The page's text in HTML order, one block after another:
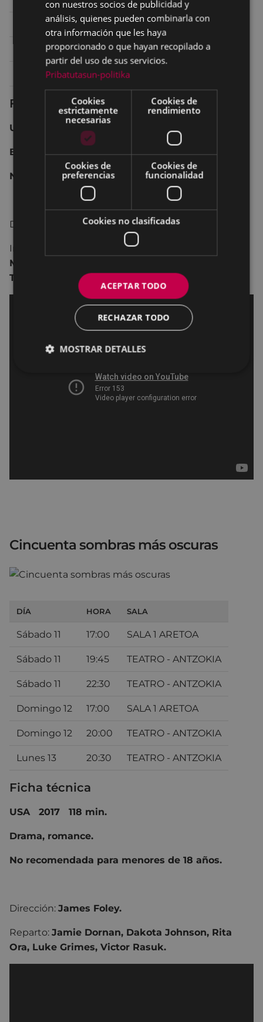
Domingo 12 17:00 SALA 2 ARETOA
Domingo 12 20:00 SALA 2 ARETOA
Lunes 13 20:30 SALA 2 ARETOA
Ficha técnica
USA 2016
Biopic, drama.
No recomendada para menores de 7 años.
Dirección y guión:Jeff Nichols.
Interpretación:
Joel Edgerton, Ruth Negga,
Michael Shannon, Marton Csokas, Nick Kroll,
Terri Abney, Alano Miller.
Cincuenta sombras más oscuras
DÍA HORA SALA
Sábado 11 17:00 SALA 1 ARETOA
Sábado 11 19:45 TEATRO - ANTZOKIA
Sábado 11 22:30 TEATRO - ANTZOKIA
Domingo 12 17:00 SALA 1 ARETOA
Domingo 12 20:00 TEATRO - ANTZOKIA
Lunes 13 20:30 TEATRO - ANTZOKIA
Ficha técnica
USA 2017 118 min.
Drama, romance.
No recomendada para menores de 18 años.
Dirección: James Foley.
Reparto: Jamie Dornan, Dakota Johnson, Rita
Ora, Luke Grimes, Victor Rasuk.
con nuestros socios de publicidad y
análisis, quienes pueden combinarla con
otra información que les haya
proporcionado o que hayan recopilado a
partir del uso de sus servicios.
Pribatutasun-politika
Cookies
estrictamente
necesarias
Cookies de
rendimiento
Cookies de
preferencias
Cookies de
funcionalidad
Cookies no clasificadas
ACEPTAR TODO
RECHAZAR TODO
MOSTRAR DETALLES